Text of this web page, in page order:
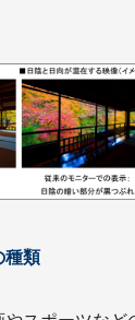
種類